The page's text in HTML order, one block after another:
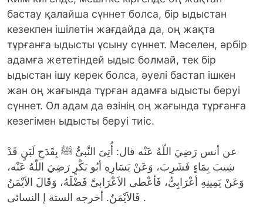
бастау қалайша сүннет болса, бір ыдыстан
кезекпен ішілетін жағдайда да, оң жақта
тұрғанға ыдысты ұсыну сүннет. Мәселен, әрбір
адамға жететіндей ыдыс болмай, тек бір
ыдыстан ішу керек болса, әуелі бастап ішкен
жан оң жағында тұрған адамға ыдысты беруі
сүннет. Ол адам да өзінің оң жағында тұрғанға
кезегімен ыдысты беруі тиіс.
عن أنس رَضِيَ اللّهُ عَنْه قال: أُتِىَ النَّبىُّ ﷺ بِقَدَحِ لَبَنٍ قَدْ
شِيبَ بِمَاءٍ فَشَرِبَ، وَعَنْ يَسَارِهِ أبُو بَكْرٍ رَضِيَ اللّهُ عَنْه،
وَعَنْ يَمِينِهِ أعْرَابِىُّ، فَأعْطى الاَعْرَابىَّ فَضْلَهُ، وَقَالَ الاَيْمَنُ
فَالاَيْمَنُ. أخرجه الستة إ النسائى .